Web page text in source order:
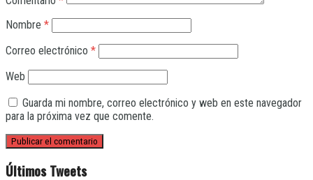
Nombre *
Correo electrónico *
Web
Guarda mi nombre, correo electrónico y web en este navegador
para la próxima vez que comente.
Últimos Tweets